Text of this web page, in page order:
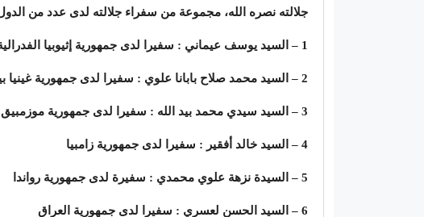
جلالته نصره الله، مجموعة من سفراء جلالته لدى عدد من
1 – السيد يوسف عيماني : سفيرا لدى جمهورية إثيوبيا الفدرالية الديمقراطية
2 – السيد محمد صلاح بابانا علوي : سفيرا لدى جمهورية غينيا بيساو
3 – السيد سيدي محمد بيد الله : سفيرا لدى جمهورية موزمبيق
4 – السيد خالد أفقير : سفيرا لدى جمهورية زامبيا
5 – السيدة نزهة علوي محمدي : سفيرة لدى جمهورية رواندا
6 – السيد الحسن لعسري : سفيرا لدى جمهورية العراق